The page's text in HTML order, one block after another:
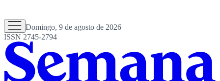
Domingo, 9 de agosto de 2026
ISSN 2745-2794